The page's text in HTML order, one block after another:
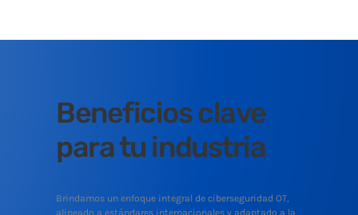
Beneficios clave
para tu industria
Brindamos un enfoque integral de ciberseguridad OT,
alineado a estándares internacionales y adaptado a la